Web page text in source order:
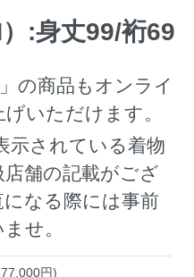
:身丈99/裄69
の商品もオンライ
いただけます。
示されている着物
舗の記載がござ
なる際には事前
せ。
円)